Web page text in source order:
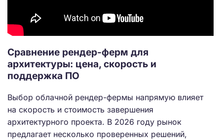
Сравнение рендер-ферм для
архитектуры: цена, скорость и
поддержка ПО
Выбор облачной рендер-фермы напрямую влияет
на скорость и стоимость завершения
архитектурного проекта. В 2026 году рынок
предлагает несколько проверенных решений,